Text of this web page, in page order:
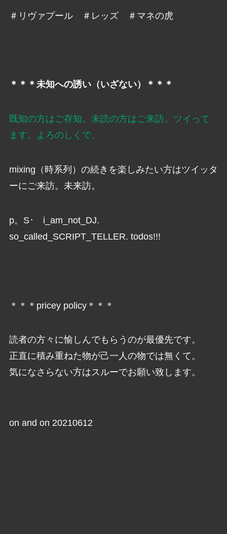
＃リヴァプール ＃レッズ ＃マネの虎
＊＊＊未知への誘い（いざない）＊＊＊
既知の方はご存知。未読の方はご来訪。ツイって
ます。よろのしくで。
mixing（時系列）の続きを楽しみたい方はツイッタ
ーにご来訪。未来訪。
p。S･ i_am_not_DJ.
so_called_SCRIPT_TELLER. todos!!!
＊＊＊pricey policy＊＊＊
読者の方々に愉しんでもらうのが最優先です。
正直に積み重ねた物が己一人の物では無くて。
気になさらない方はスルーでお願い致します。
on and on 20210612